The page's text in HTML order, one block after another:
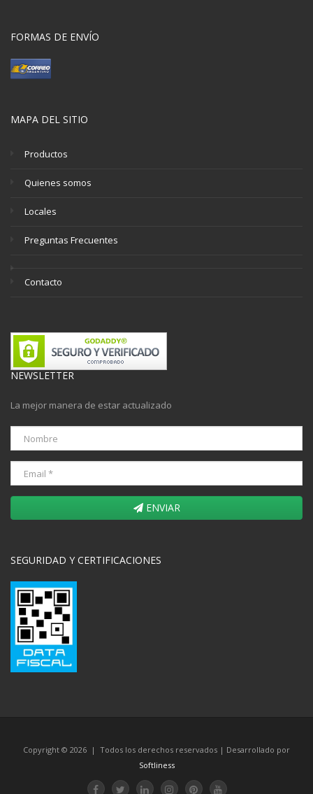
FORMAS DE ENVÍO
MAPA DEL SITIO
Productos
Quienes somos
Locales
Preguntas Frecuentes
Contacto
NEWSLETTER
La mejor manera de estar actualizado
ENVIAR
SEGURIDAD Y CERTIFICACIONES
Copyright © 2026 | Todos los derechos reservados | Desarrollado por
Softliness